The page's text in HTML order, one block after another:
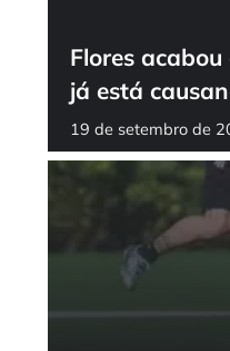
Flores
já está
19 de setembro de